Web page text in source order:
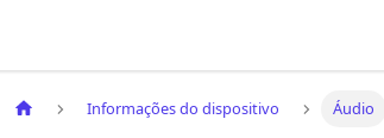
Informações do dispositivo Áudio